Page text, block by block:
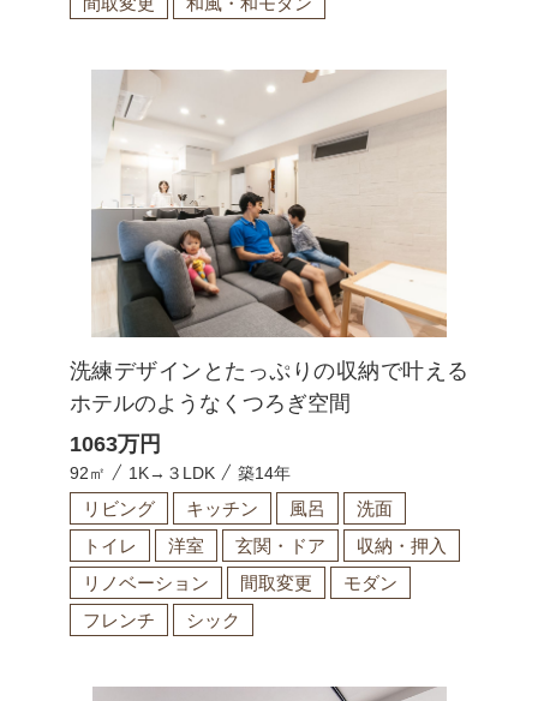
洗練デザインとたっぷりの収納で叶える
ホテルのようなくつろぎ空間
1063万円
92㎡ 1K→３LDK 築14年
リビング キッチン 風呂
洗面
トイレ
洋室 玄関・ドア
収納・押入
リノベーション
間取変更
モダン
フレンチ
シック